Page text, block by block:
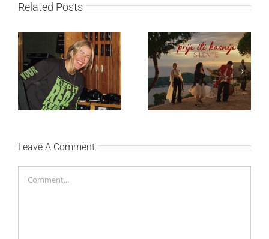
Related Posts
Ellie Goulding otkriva
nežniju stranu novim
singlom „4 Seasons“
Silente objavio novi
singl “Prije ili kasnije”
Leave A Comment